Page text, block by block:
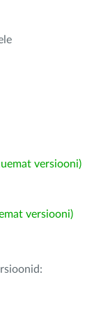
versiooni)
versiooni)